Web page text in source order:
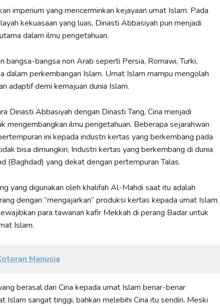
imperium yang mencerminkan kejayaan umat Islam. Pada
kekuasaan yang luas, Dinasti Abbasiyah pun menjadi
dalam ilmu pengetahuan.
bangsa-bangsa non Arab seperti Persia, Romawi, Turki,
dalam perkembangan Islam. Umat Islam mampu mengolah
adaptif demi kemajuan dunia Islam.
Dinasti Abbasiyah dengan Dinasti Tang, Cina menjadi
mengembangkan ilmu pengetahuan. Beberapa sejarahwan
ini kepada industri kertas yang berkembang pada
bisa dimungkiri, Industri kertas yang berkembang di dunia
(Baghdad) yang dekat dengan pertempuran Talas.
yang digunakan oleh khalifah Al-Mahdi saat itu adalah
dengan “mengajarkan” produksi kertas kepada umat Islam.
para tawanan kafir Mekkah di perang Badar untuk
Islam.
Manusia
berasal dari Cina kepada umat Islam benar-benar
Islam sangat tinggi, bahkan melebihi Cina itu sendiri. Meski